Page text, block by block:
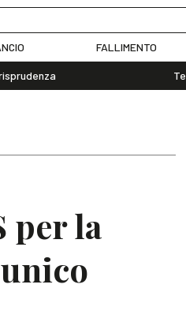
FALLIMENTO
per la